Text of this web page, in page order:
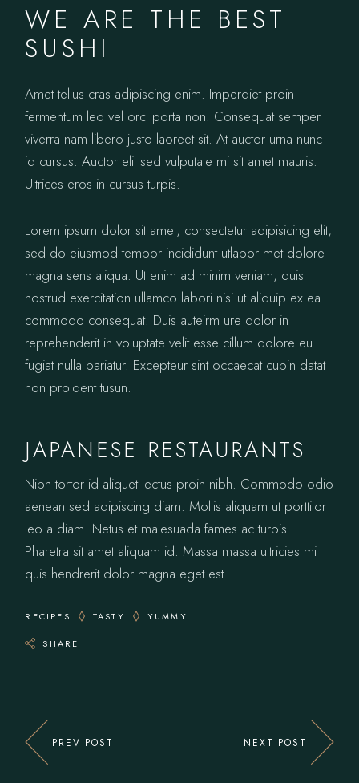
WE ARE THE BEST
SUSHI
Amet tellus cras adipiscing enim. Imperdiet proin
fermentum leo vel orci porta non. Consequat semper
viverra nam libero justo laoreet sit. At auctor urna nunc
id cursus. Auctor elit sed vulputate mi sit amet mauris.
Ultrices eros in cursus turpis.
Lorem ipsum dolor sit amet, consectetur adipisicing elit,
sed do eiusmod tempor incididunt utlabor met dolore
magna sens aliqua. Ut enim ad minim veniam, quis
nostrud exercitation ullamco labori nisi ut aliquip ex ea
commodo consequat. Duis auteirm ure dolor in
reprehenderit in voluptate velit esse cillum dolore eu
fugiat nulla pariatur. Excepteur sint occaecat cupin datat
non proident tusun.
JAPANESE RESTAURANTS
Nibh tortor id aliquet lectus proin nibh. Commodo odio
aenean sed adipiscing diam. Mollis aliquam ut porttitor
leo a diam. Netus et malesuada fames ac turpis.
Pharetra sit amet aliquam id. Massa massa ultricies mi
quis hendrerit dolor magna eget est.
RECIPES TASTY YUMMY
SHARE
PREV POST NEXT POST